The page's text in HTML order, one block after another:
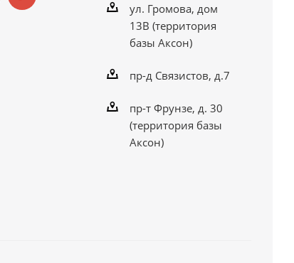
ул. Громова, дом
13В (территория
базы Аксон)
пр-д Связистов, д.7
пр-т Фрунзе, д. 30
(территория базы
Аксон)